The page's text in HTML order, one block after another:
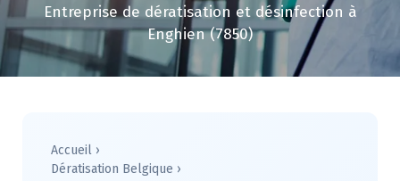
Entreprise de dératisation et désinfection à
Enghien (7850)
Accueil ›
Dératisation Belgique ›